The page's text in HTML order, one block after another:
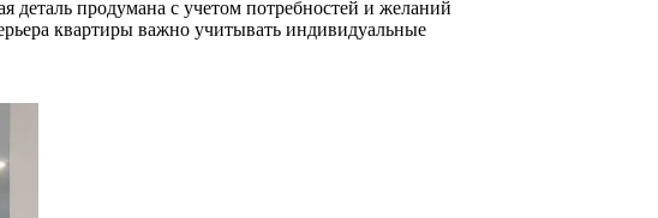
продумана с учетом потребностей и желаний
квартиры важно учитывать индивидуальные